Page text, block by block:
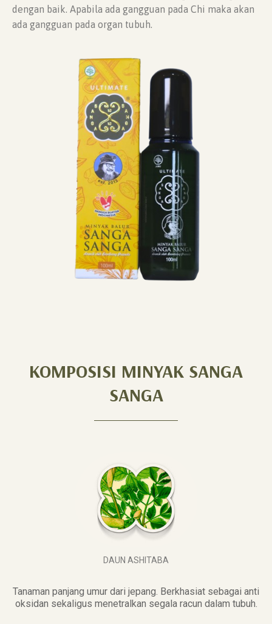
dengan baik. Apabila ada gangguan pada Chi maka akan
ada gangguan pada organ tubuh.
KOMPOSISI MINYAK SANGA
SANGA
DAUN ASHITABA
Tanaman panjang umur dari jepang. Berkhasiat sebagai anti
oksidan sekaligus menetralkan segala racun dalam tubuh.